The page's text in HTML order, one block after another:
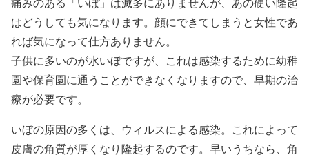
はどうしても気になります。顔にできてしまうと女性であ
れば気になって仕方ありません。
子供に多いのが水いぼですが、これは感染するために幼稚
園や保育園に通うことができなくなりますので、早期の治
療が必要です。
いぼの原因の多くは、ウィルスによる感染。これによって
皮膚の角質が厚くなり隆起するのです。早いうちなら、角